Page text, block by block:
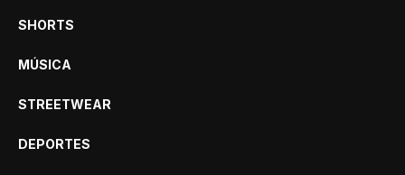
SHORTS
MÚSICA
STREETWEAR
DEPORTES